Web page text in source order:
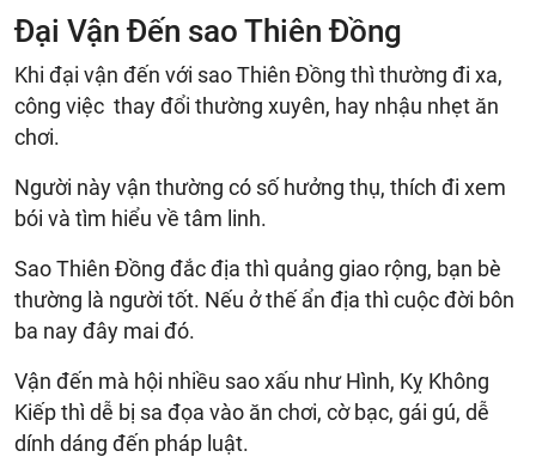
Đại Vận Đến sao Thiên Đồng
Khi đại vận đến với sao Thiên Đồng thì thường đi xa,
công việc thay đổi thường xuyên, hay nhậu nhẹt ăn
chơi.
Người này vận thường có số hưởng thụ, thích đi xem
bói và tìm hiểu về tâm linh.
Sao Thiên Đồng đắc địa thì quảng giao rộng, bạn bè
thường là người tốt. Nếu ở thế ẩn địa thì cuộc đời bôn
ba nay đây mai đó.
Vận đến mà hội nhiều sao xấu như Hình, Kỵ Không
Kiếp thì dễ bị sa đọa vào ăn chơi, cờ bạc, gái gú, dễ
dính dáng đến pháp luật.